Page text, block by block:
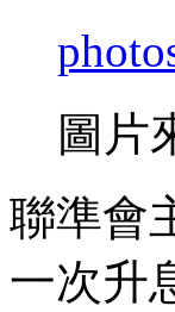
圖片
聯準會
一次升